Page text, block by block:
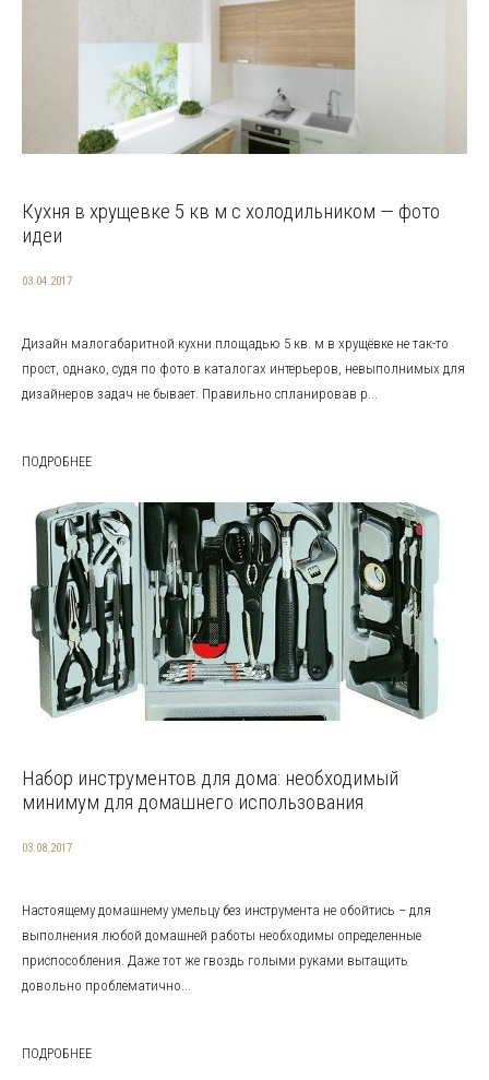
Кухня в хрущевке 5 кв м с холодильником — фото
идеи
03.04.2017
Дизайн малогабаритной кухни площадью 5 кв. м в хрущёвке не так-то
прост, однако, судя по фото в каталогах интерьеров, невыполнимых для
дизайнеров задач не бывает. Правильно спланировав р...
ПОДРОБНЕЕ
Набор инструментов для дома: необходимый
минимум для домашнего использования
03.08.2017
Настоящему домашнему умельцу без инструмента не обойтись – для
выполнения любой домашней работы необходимы определенные
приспособления. Даже тот же гвоздь голыми руками вытащить
довольно проблематично...
ПОДРОБНЕЕ